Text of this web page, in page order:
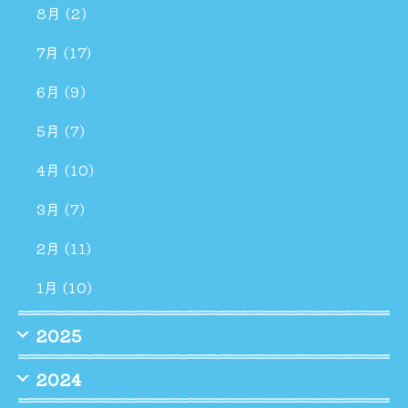
8月 (2)
7月 (17)
6月 (9)
5月 (7)
4月 (10)
3月 (7)
2月 (11)
1月 (10)
2025
2024